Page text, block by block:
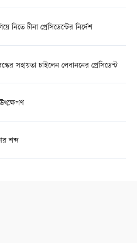
নিতে চীনা প্রেসিডেন্টের নির্দেশ
সহায়তা চাইলেন লেবাননের প্রেসিডেন্ট
শব্দ